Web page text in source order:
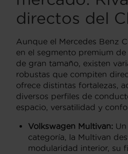
directos del
Aunque el Mercedes Benz
en el segmento premium
de gran tamaño, existen
robustas que compiten
ofrece distintas fortalezas,
diversos perfiles de
espacio, versatilidad y
Volkswagen Multivan:
categoría, la Multivan
modularidad interior, su